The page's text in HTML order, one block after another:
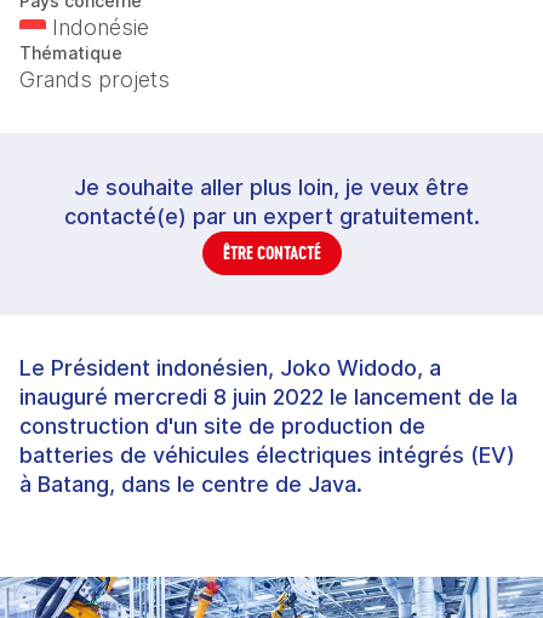
Indonésie
Thématique
Grands projets
Je souhaite aller plus loin, je veux être
contacté(e) par un expert gratuitement.
ÊTRE CONTACTÉ
Le Président indonésien, Joko Widodo, a
inauguré mercredi 8 juin 2022 le lancement de la
construction d'un site de production de
batteries de véhicules électriques intégrés (EV)
à Batang, dans le centre de Java.